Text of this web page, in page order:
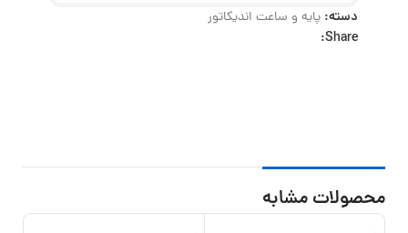
دسته: پایه و ساعت اندیکاتور
Share:
محصولات مشابه